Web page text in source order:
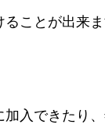
ことが出来ま
入できたり